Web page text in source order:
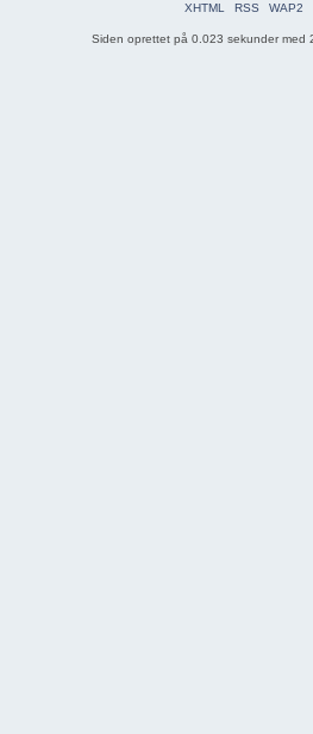
XHTML
RSS WAP2
Siden oprettet på 0.023 sekunder med